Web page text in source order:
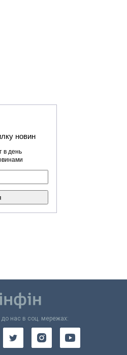
новин
в день
до нас в соц. мережах: